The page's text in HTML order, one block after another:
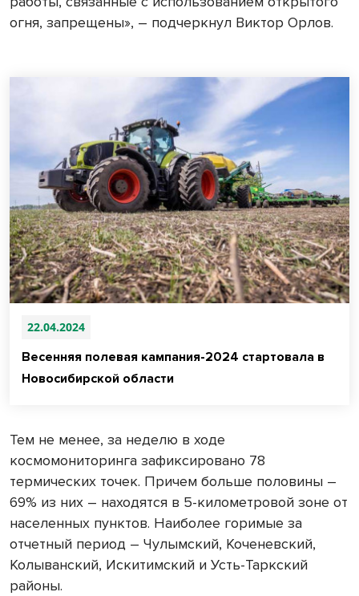
огня, запрещены», – подчеркнул Виктор Орлов.
22.04.2024
Весенняя полевая кампания-2024 стартовала в
Новосибирской области
Тем не менее, за неделю в ходе
космомониторинга зафиксировано 78
термических точек. Причем больше половины –
69% из них – находятся в 5-километровой зоне от
населенных пунктов. Наиболее горимые за
отчетный период – Чулымский, Коченевский,
Колыванский, Искитимский и Усть-Таркский
районы.